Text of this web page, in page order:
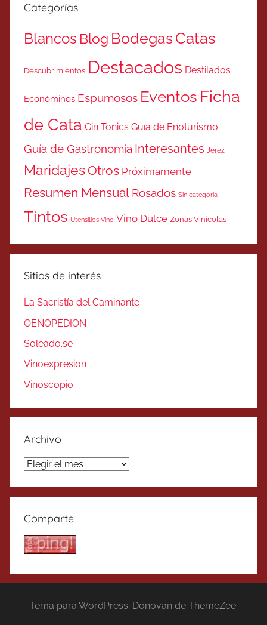
Categorías
Blancos Blog BodegasCatas
Descubrimientos Destacados Destilados
Económinos Espumosos Eventos Ficha
de Cata Gin Tonics Guía de Enoturismo
Guía de Gastronomía Interesantes Jerez
MaridajesOtros Próximamente
Resumen Mensual Rosados Sin categoría
Tintos Utensilios Vino Vino Dulce Zonas Vinicolas
Sitios de interés
La Sacristía del Caminante
OENOPEDION
Soleado.se
Vinoexpresion
Vinoscopio
Archivo
Archivo
Comparte
Tema para WordPress: Donovan de ThemeZee.